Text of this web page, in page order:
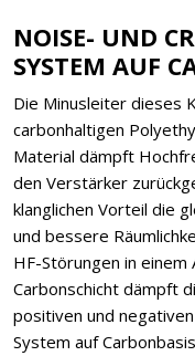
NOISE- UND
SYSTEM AUF
Die Minusleiter dieses
carbonhaltigen
Material dämpft
den Verstärker
klanglichen Vorteil die
und bessere
HF-Störungen in einem
Carbonschicht dämpft
positiven und
System auf